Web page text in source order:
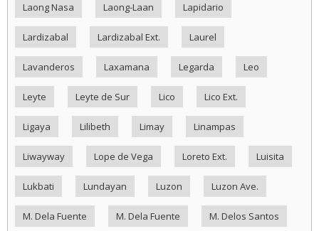
Laong Nasa Laong-Laan Lapidario
Lardizabal Lardizabal Ext. Laurel
Lavanderos Laxamana Legarda Leo
Leyte Leyte de Sur Lico Lico Ext.
Ligaya Lilibeth Limay Linampas
Liwayway Lope de Vega Loreto Ext. Luisita
Lukbati Lundayan Luzon Luzon Ave.
M. Dela Fuente M. Dela Fuente M. Delos Santos